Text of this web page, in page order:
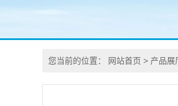
您当前的位置： 网站首页 > 产品展